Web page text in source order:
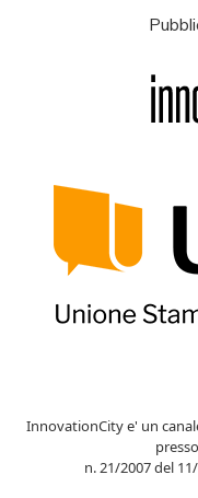
InnovationCity e' un
n. 21/2007 del